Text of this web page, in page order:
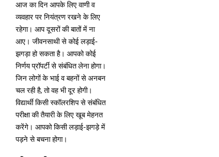
आज का दिन आपके लिए वाणी व
व्यवहार पर नियंत्रण रखने के लिए
रहेगा। आप दूसरों की बातों में ना
आए। जीवनसाथी से कोई लड़ाई-
झगड़ा हो सकता है। आपको कोई
निर्णय प्रॉपर्टी से संबंधित लेना होगा।
जिन लोगों के भाई व बहनों से अनबन
चल रही है, तो वह भी दूर होगी।
विद्यार्थी किसी स्कॉलरशिप से संबंधित
परीक्षा की तैयारी के लिए खूब मेहनत
करेंगे। आपको किसी लड़ाई-झगड़े में
पड़ने से बचना होगा।